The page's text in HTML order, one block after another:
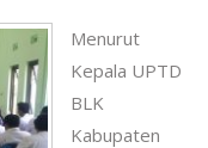
Menurut
Kepala UPTD
BLK
Kabupaten